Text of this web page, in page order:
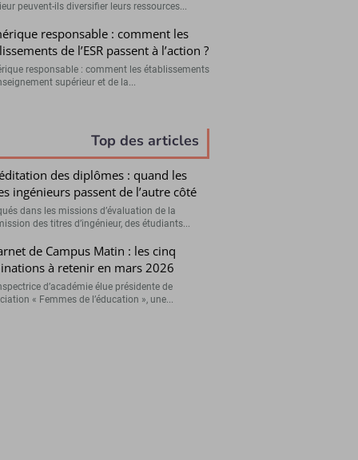
peuvent-ils diversifier leurs ressources...
responsable : comment les
de l’ESR passent à l’action ?
responsable : comment les établissements
supérieur et de la...
Top des articles
des diplômes : quand les
ingénieurs passent de l’autre côté
dans les missions d’évaluation de la
des titres d’ingénieur, des étudiants...
de Campus Matin : les cinq
à retenir en mars 2026
d’académie élue présidente de
« Femmes de l’éducation », une...